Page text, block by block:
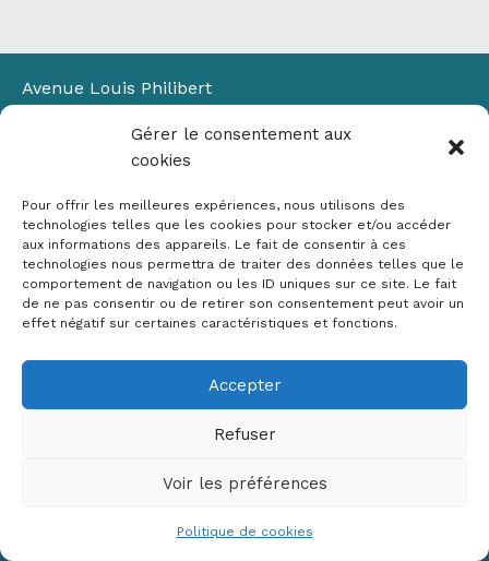
Gérer le consentement aux
cookies
Pour offrir les meilleures expériences, nous utilisons des
technologies telles que les cookies pour stocker et/ou accéder
aux informations des appareils. Le fait de consentir à ces
technologies nous permettra de traiter des données telles que le
comportement de navigation ou les ID uniques sur ce site. Le fait
de ne pas consentir ou de retirer son consentement peut avoir un
effet négatif sur certaines caractéristiques et fonctions.
Accepter
Refuser
Voir les préférences
Politique de cookies
Avenue Louis Philibert
Bâtiment Laennec
13100 Aix-en-Provence
✉ contact@crige-paca.org
Mentions légales
RGPD
Copyright © 2026 Crige PACA